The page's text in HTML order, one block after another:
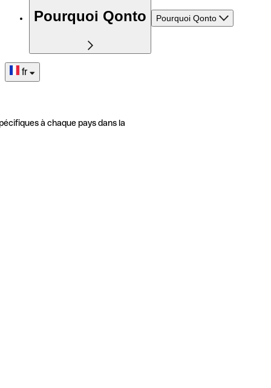
Pourquoi Qonto Pourquoi Qonto
fr
à chaque pays dans la